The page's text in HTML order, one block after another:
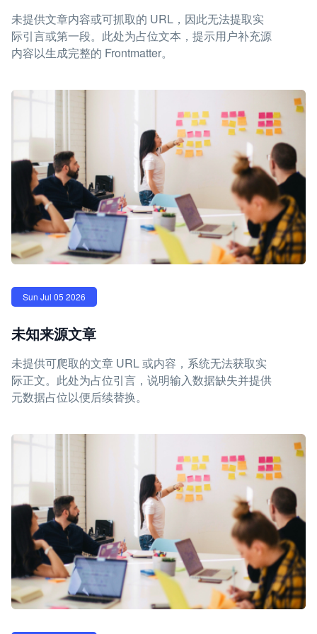
未提供文章内容或可抓取的 URL，因此无法提取实
际引言或第一段。此处为占位文本，提示用户补充源
内容以生成完整的 Frontmatter。
Sun Jul 05 2026
未知来源文章
未提供可爬取的文章 URL 或内容，系统无法获取实
际正文。此处为占位引言，说明输入数据缺失并提供
元数据占位以便后续替换。